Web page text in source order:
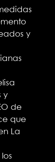
y
y
de
que
La